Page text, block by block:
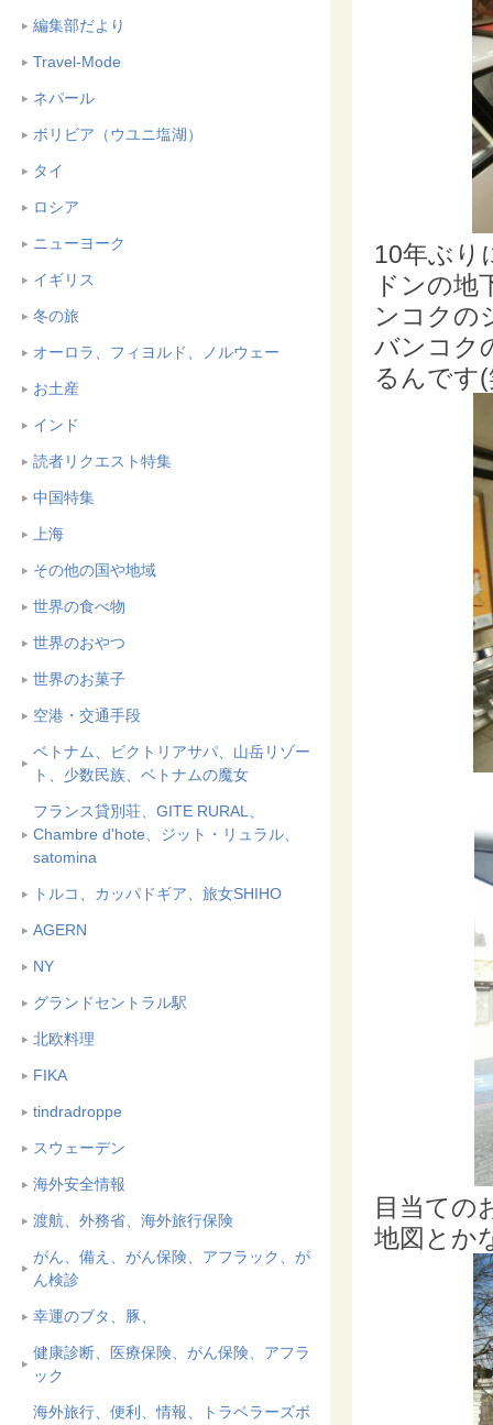
編集部だより
Travel-Mode
ネパール
ボリビア（ウユニ塩湖）
タイ
ロシア
ニューヨーク
イギリス
冬の旅
オーロラ、フィヨルド、ノルウェー
お土産
インド
読者リクエスト特集
中国特集
上海
その他の国や地域
世界の食べ物
世界のおやつ
世界のお菓子
空港・交通手段
ベトナム、ビクトリアサパ、山岳リゾー
ト、少数民族、ベトナムの魔女
フランス貸別荘、GITE RURAL、
Chambre d'hote、ジット・リュラル、
satomina
トルコ、カッパドギア、旅女SHIHO
AGERN
NY
グランドセントラル駅
北欧料理
FIKA
tindradroppe
スウェーデン
海外安全情報
渡航、外務省、海外旅行保険
がん、備え、がん保険、アフラック、が
ん検診
幸運のブタ、豚、
健康診断、医療保険、がん保険、アフラ
ック
海外旅行、便利、情報、トラベラーズボ
10年ぶり
ドンの
ンコクの
バンコク
るんです
目当ての
地図とか